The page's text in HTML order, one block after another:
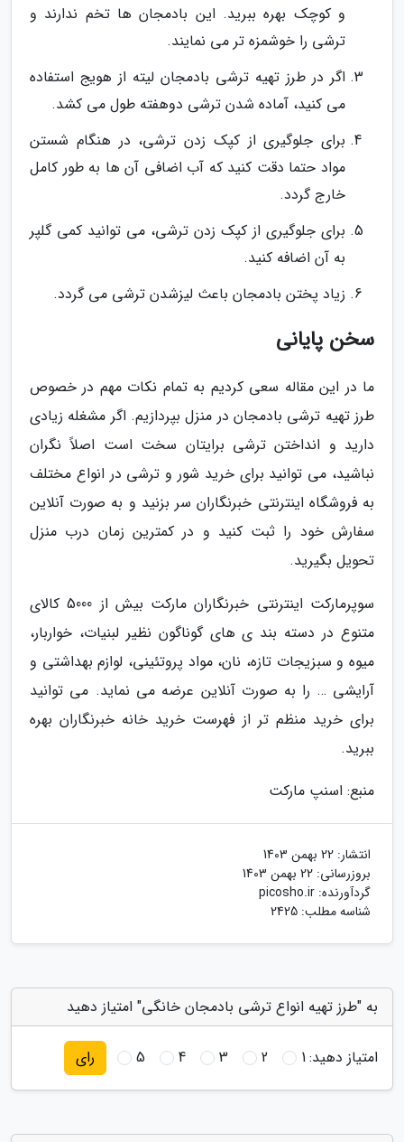
و کوچک بهره ببرید. این بادمجان ها تخم ندارند و
ترشی را خوشمزه تر می نمایند.
اگر در طرز تهیه ترشی بادمجان لیته از هویج استفاده
می کنید، آماده شدن ترشی دوهفته طول می کشد.
برای جلوگیری از کپک زدن ترشی، در هنگام شستن
مواد حتما دقت کنید که آب اضافی آن ها به طور کامل
خارج گردد.
برای جلوگیری از کپک زدن ترشی، می توانید کمی گلپر
به آن اضافه کنید.
زیاد پختن بادمجان باعث لیزشدن ترشی می گردد.
سخن پایانی
ما در این مقاله سعی کردیم به تمام نکات مهم در خصوص
طرز تهیه ترشی بادمجان در منزل بپردازیم. اگر مشغله زیادی
دارید و انداختن ترشی برایتان سخت است اصلاً نگران
نباشید، می توانید برای خرید شور و ترشی در انواع مختلف
به فروشگاه اینترنتی خبرنگاران سر بزنید و به صورت آنلاین
سفارش خود را ثبت کنید و در کمترین زمان درب منزل
تحویل بگیرید.
سوپرمارکت اینترنتی خبرنگاران مارکت بیش از 5000 کالای
متنوع در دسته بند ی های گوناگون نظیر لبنیات، خواربار،
میوه و سبزیجات تازه، نان، مواد پروتئینی، لوازم بهداشتی و
آرایشی … را به صورت آنلاین عرضه می نماید. می توانید
برای خرید منظم تر از فهرست خرید خانه خبرنگاران بهره
ببرید.
منبع: اسنپ مارکت
انتشار: 22 بهمن 1403
بروزرسانی: 22 بهمن 1403
گردآورنده: picosho.ir
شناسه مطلب: 2425
به "طرز تهیه انواع ترشی بادمجان خانگی" امتیاز دهید
امتیاز دهید:1
2
3
4
5 رای